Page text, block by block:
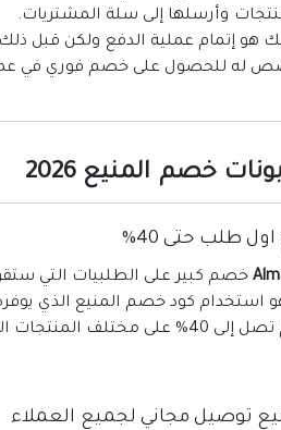
وأرسلها إلى سلة المشتريات.
له للحصول على خصم فوري في
خصم المنيع 2026
طلب حتى 40%
خصم كبير على الطلبيات التي
استخدام كود خصم المنيع الذي
المتاحة بالمتجر.
توصيل مجاني لجميع العملاء